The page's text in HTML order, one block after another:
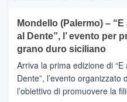
e
messaggi
di
CASTIGLIONE
DI
SICILIA
(Ct)
–
Il
Borgo
Mondello (Palermo) –
al Dente”, l’ evento per
grano duro siciliano
Arriva la prima edizione di
Dente”, l’evento
l’obiettivo di promuovere la